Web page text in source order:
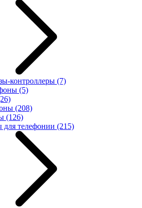
контроллеры (7)
(5)
(208)
(126)
для телефонии (215)